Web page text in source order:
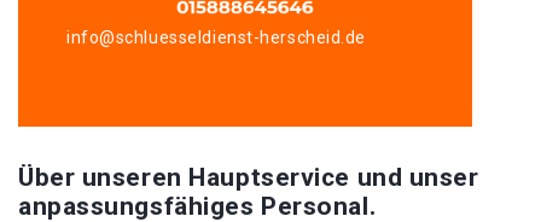
info@schluesseldienst-herscheid.de
Über unseren Hauptservice und unser
anpassungsfähiges Personal.